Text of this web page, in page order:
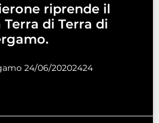
riprende il
di Terra di
24/06/20202424